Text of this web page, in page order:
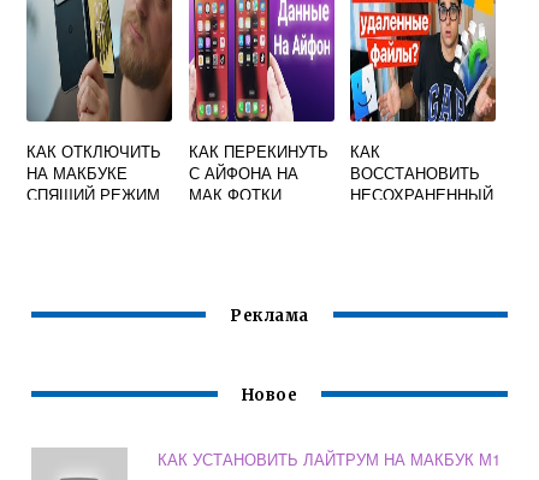
КАК ОТКЛЮЧИТЬ
НА МАКБУКЕ
СПЯЩИЙ РЕЖИМ
КАК ПЕРЕКИНУТЬ
С АЙФОНА НА
МАК ФОТКИ
КАК
ВОССТАНОВИТЬ
НЕСОХРАНЕННЫЙ
Реклама
Новое
КАК УСТАНОВИТЬ ЛАЙТРУМ НА МАКБУК М1